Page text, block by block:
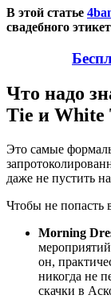
В этой статье
свадебного
Что надо
Tie и White
Это самые
даже не пустить
Чтобы не попасть
Morning
он,
никогда не
скачки в